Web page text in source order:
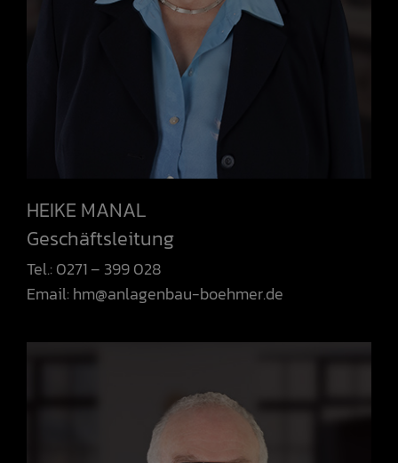
HEIKE MANAL
Geschäftsleitung
Tel.: 0271 – 399 028
Email:hm@anlagenbau-boehmer.de